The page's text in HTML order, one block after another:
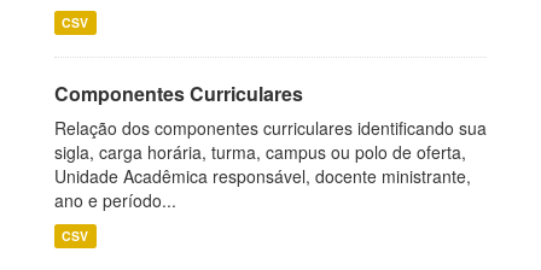
CSV
Componentes Curriculares
Relação dos componentes curriculares identificando sua
sigla, carga horária, turma, campus ou polo de oferta,
Unidade Acadêmica responsável, docente ministrante,
ano e período...
CSV